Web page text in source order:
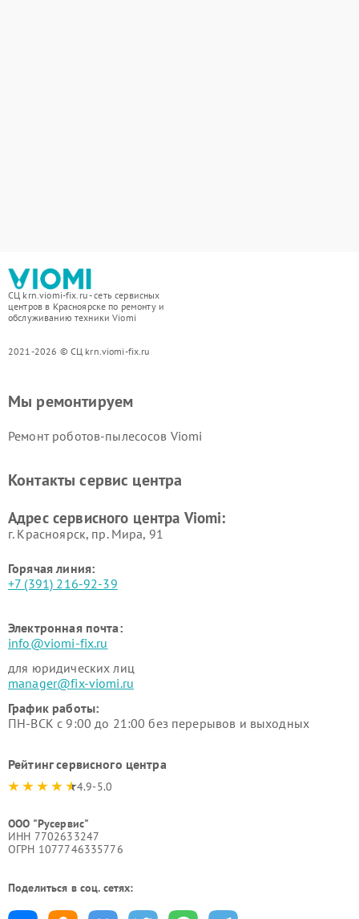
СЦ krn.viomi-fix.ru - сеть сервисных
центров в Красноярске по ремонту и
обслуживанию техники Viomi
2021-2026 © СЦ krn.viomi-fix.ru
Мы ремонтируем
Ремонт роботов-пылесосов Viomi
Контакты сервис центра
Адрес сервисного центра Viomi:
г. Красноярск, ​пр. Мира, 91
Горячая линия:
+7 (391) 216-92-39
Электронная почта:
info@viomi-fix.ru
для юридических лиц
manager@fix-viomi.ru
График работы:
ПН-ВСК с 9:00 до 21:00 без перерывов и выходных
Рейтинг сервисного центра
4.9-5.0
ООО "Русервис"
ИНН 7702633247
ОГРН 1077746335776
Поделиться в соц. сетях: